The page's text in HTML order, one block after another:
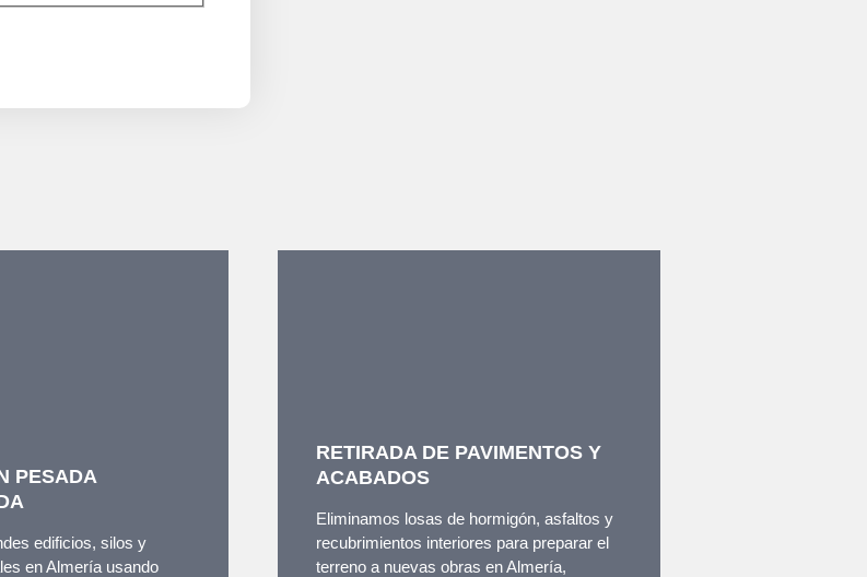
PESADA
edificios, silos y
en Almería usando
RETIRADA DE PAVIMENTOS Y
ACABADOS
Eliminamos losas de hormigón, asfaltos y
recubrimientos interiores para preparar el
terreno a nuevas obras en Almería,